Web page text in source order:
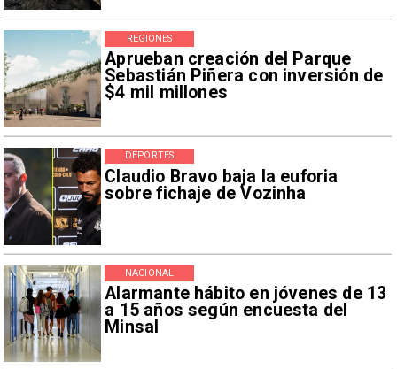
Aprueban creación del Parque
Sebastián Piñera con inversión de
$4 mil millones
REGIONES
Claudio Bravo baja la euforia
sobre fichaje de Vozinha
DEPORTES
Alarmante hábito en jóvenes de 13
a 15 años según encuesta del
Minsal
NACIONAL